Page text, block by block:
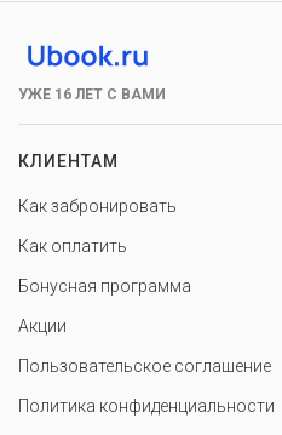
УЖЕ 16 ЛЕТ С ВАМИ
КЛИЕНТАМ
Как забронировать
Как оплатить
Бонусная программа
Акции
Пользовательское соглашение
Политика конфиденциальности